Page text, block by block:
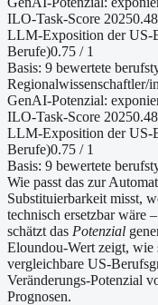
ILO-Task-Score 20250.48
LLM-Exposition der US-
Berufe)0.75 / 1
Basis: 9 bewertete
Regionalwissenschaftler/
GenAI-Potenzial:
ILO-Task-Score 20250.48
LLM-Exposition der US-
Berufe)0.75 / 1
Basis: 9 bewertete
Wie passt das zur
Substituierbarkeit misst,
technisch ersetzbar wäre
schätzt das Potenzial
Eloundou-Wert zeigt, wie
vergleichbare US-
Veränderungs-Potenzial
Prognosen.